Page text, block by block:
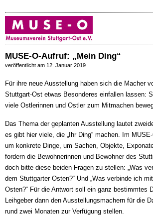
MUSE-O-Aufruf: „Mein Ding“
veröffentlicht am 12. Januar 2019
Für ihre neue Ausstellung haben sich die Macher
Stuttgart-Ost etwas Besonderes einfallen lassen:
viele Ostlerinnen und Ostler zum Mitmachen
Das Thema der geplanten Ausstellung lautet
es gibt hier viele, die „Ihr Ding“ machen. Im
um konkrete Dinge, um Sachen, Objekte,
fordern die Bewohnerinnen und Bewohner des
doch bitte diese beiden Fragen zu stellen: „Was
dem Stuttgarter Osten?“ Und „Was verbinde ich
Osten?“ Für die Antwort soll ein ganz bestimmtes
Leihgeber dann den Ausstellungsmachern für die
rund zwei Monaten zur Verfügung stellen.